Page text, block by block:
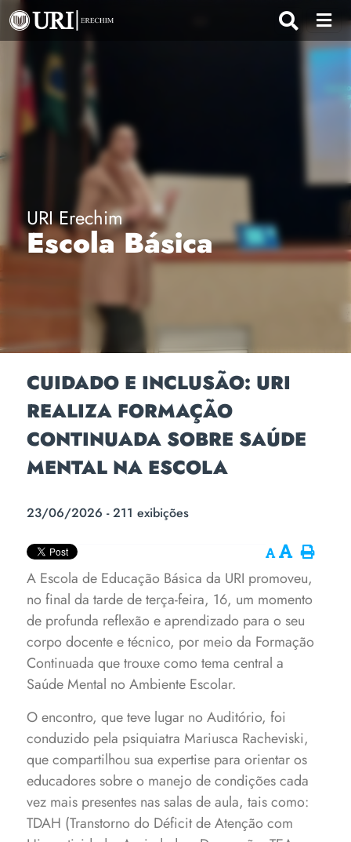
URI Erechim
Escola Básica
CUIDADO E INCLUSÃO: URI
REALIZA FORMAÇÃO
CONTINUADA SOBRE SAÚDE
MENTAL NA ESCOLA
23/06/2026 - 211 exibições
A Escola de Educação Básica da URI promoveu,
no final da tarde de terça-feira, 16, um momento
de profunda reflexão e aprendizado para o seu
corpo docente e técnico, por meio da Formação
Continuada que trouxe como tema central a
Saúde Mental no Ambiente Escolar.
O encontro, que teve lugar no Auditório, foi
conduzido pela psiquiatra Mariusca Racheviski,
que compartilhou sua expertise para orientar os
educadores sobre o manejo de condições cada
vez mais presentes nas salas de aula, tais como:
TDAH (Transtorno do Déficit de Atenção com